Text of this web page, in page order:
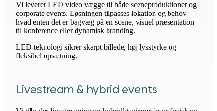
Vi leverer LED video vægge til både sceneproduktioner og
corporate events. Løsningen tilpasses lokation og behov –
hvad enten det er bagvæg på en scene, visuel præsentation
til konference eller dynamisk branding.
LED-teknologi sikrer skarpt billede, høj lysstyrke og
fleksibel opsætning.
Livestream & hybrid events